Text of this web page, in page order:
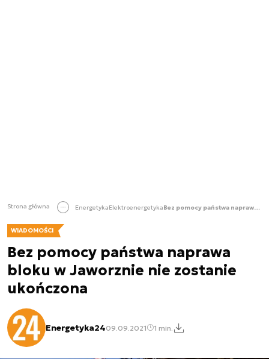
Strona główna EnergetykaElektroenergetyka Bez pomocy państwa naprawa bloku w Jaworznie nie zostanie ukończona
WIADOMOŚCI
Bez pomocy państwa naprawa
bloku w Jaworznie nie zostanie
ukończona
Energetyka2409.09.2021 1 min.